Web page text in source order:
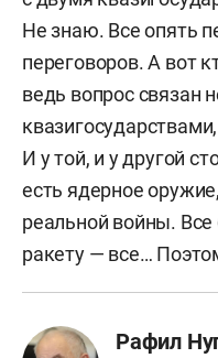
Не знаю. Все опять
переговоров. А вот
ведь вопрос связан
И у той, и у другой
есть ядерное
реальной войны. Все
ракету — все…
Рафил